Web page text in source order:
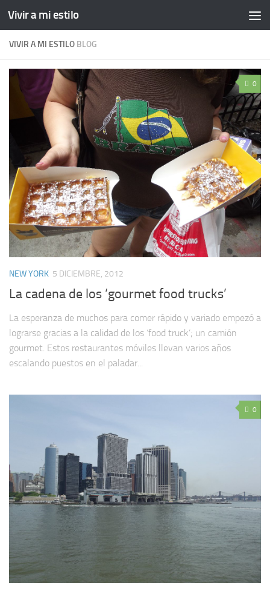
Vivir a mi estilo
VIVIR A MI ESTILO BLOG
0
NEW YORK 5 DICIEMBRE, 2012
La cadena de los ‘gourmet food trucks’
La esperanza de muchos para comer rápido y variado empezó a
lograrse gracias a la calidad de los ‘food truck’; un camión
gourmet. Estos restaurantes móviles llevan varios años
escalando puestos en el paladar...
0